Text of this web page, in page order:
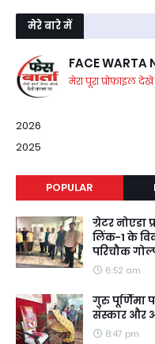
मेरे बारे में
FACE WARTA
मेरा पूरा प्रोफ़ाइल देखें
2026
2025
POPULAR
ग्रेटर
लिंक-1 के
परिचौक
6:52 am
गुरु पूर्णिमा
संस्कार और
8:47 pm